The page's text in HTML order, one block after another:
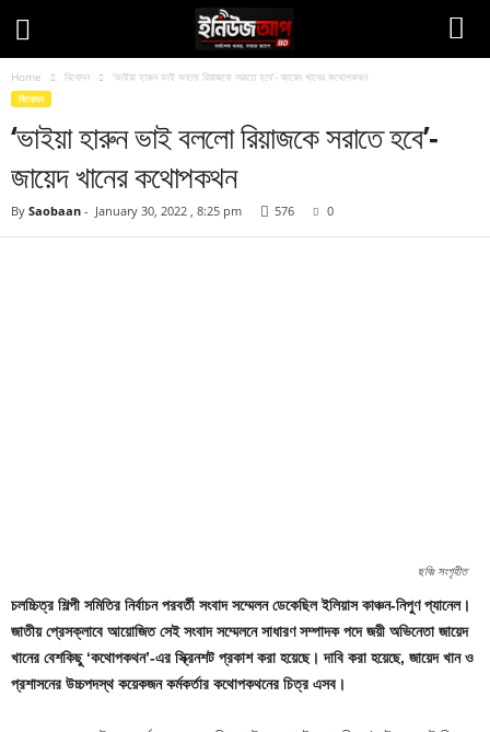
Home বিনোদন ‘ভাইয়া হারুন ভাই বললো রিয়াজকে সরাতে হবে’- জায়েদ খানের কথোপকথন
বিনোদন
‘ভাইয়া হারুন ভাই বললো রিয়াজকে সরাতে হবে’-
জায়েদ খানের কথোপকথন
By Saobaan - January 30, 2022 , 8:25 pm 576 0
ছবিঃ সংগৃহীত
চলচ্চিত্র শিল্পী সমিতির নির্বাচন পরবর্তী সংবাদ সম্মেলন ডেকেছিল ইলিয়াস কাঞ্চন-নিপুণ প্যানেল।
জাতীয় প্রেসক্লাবে আয়োজিত সেই সংবাদ সম্মেলনে সাধারণ সম্পাদক পদে জয়ী অভিনেতা জায়েদ
খানের বেশকিছু ‘কথোপকথন’-এর স্ক্রিনশট প্রকাশ করা হয়েছে। দাবি করা হয়েছে, জায়েদ খান ও
প্রশাসনের উচ্চপদস্থ কয়েকজন কর্মকর্তার কথোপকথনের চিত্র এসব।